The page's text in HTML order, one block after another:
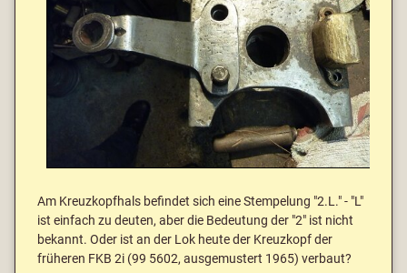
Am Kreuzkopfhals befindet sich eine Stempelung "2.L." - "L"
ist einfach zu deuten, aber die Bedeutung der "2" ist nicht
bekannt. Oder ist an der Lok heute der Kreuzkopf der
früheren FKB 2i (99 5602, ausgemustert 1965) verbaut?